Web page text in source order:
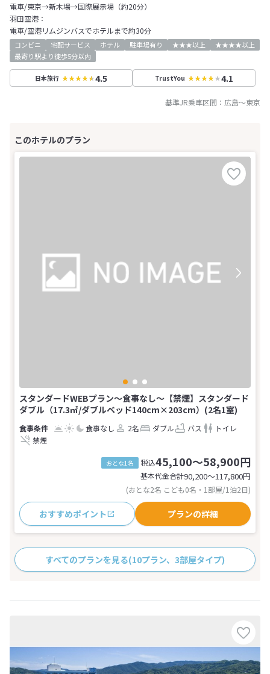
電車/東京→新木場→国際展示場（約20分）
羽田空港：
電車/空港リムジンバスでホテルまで約30分
コンビニ 宅配サービス ホテル 駐車場有り ★★★以上
★★★★以上
最寄り駅より徒歩5分以内
日本旅行 4.5 TrustYou 4.1
基準JR乗車区間： 広島～東京
スタンダードWEBプラン～食事なし～【禁煙】スタンダード
ダブル（17.3㎡/ダブルベッド140cm×203cm）(2名1室)
食事なし 2名 ダブル バス
トイレ
禁煙
おとな1名 税込45,100～58,900円
基本代金合計90,200〜117,800円
(おとな2名 こども0名・1部屋/1泊2日)
おすすめポイント プランの詳細
すべてのプランを見る(10プラン、3部屋タイプ)